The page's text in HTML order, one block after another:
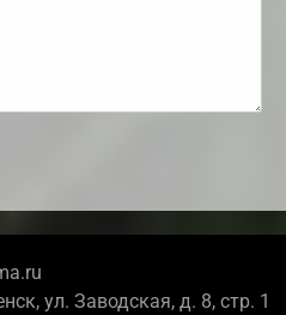
ул. Заводская, д. 8, стр. 1